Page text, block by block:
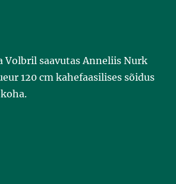
Volbril saavutas Anneliis Nurk
120 cm kahefaasilises sõidus